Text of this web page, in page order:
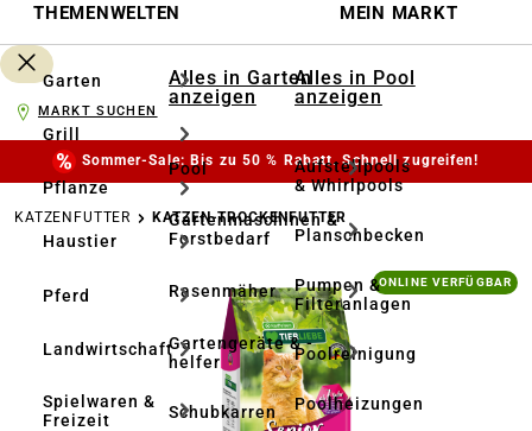
THEMENWELTEN MEIN MARKT
Garten
Grill
Pflanze
Haustier
Pferd
Landwirtschaft
Spielwaren &
Freizeit
Alles in Garten
anzeigen
Pool
Gartenmaschinen &
Forstbedarf
Rasenmäher
Gartengeräte & -
helfer
Schubkarren
Alles in Pool
anzeigen
Aufstellpools
& Whirlpools
Planschbecken
Pumpen &
Filteranlagen
Poolreinigung
Poolheizungen
MARKT SUCHEN
Sommer-Sale: Bis zu 50 % Rabatt. Schnell zugreifen!
KATZENFUTTER KATZEN-TROCKENFUTTER
Bildergalerie überspringen ONLINE VERFÜGBAR